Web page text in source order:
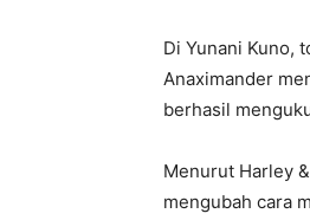
Di Yunani Kuno,
Anaximander
berhasil
Menurut Harley
mengubah cara